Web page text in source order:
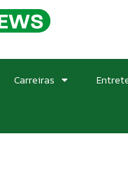
Carreiras